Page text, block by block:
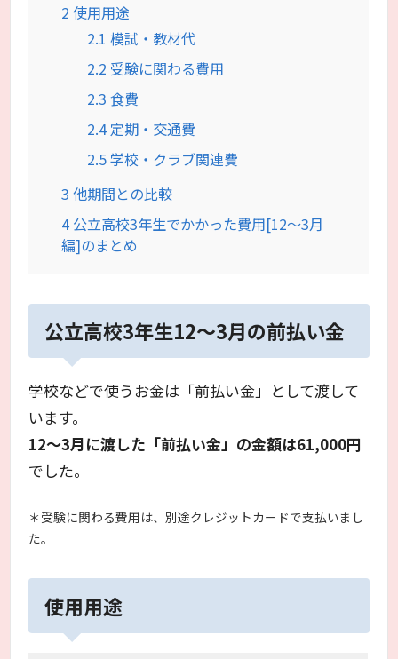
2 使用用途
2.1 模試・教材代
2.2 受験に関わる費用
2.3 食費
2.4 定期・交通費
2.5学校・クラブ関連費
3 他期間との比較
4 公立高校3年生でかかった費用[12～3月
編]のまとめ
公立高校3年生12～3月の前払い金
学校などで使うお金は「前払い金」として渡して
います。
12～3月に渡した「前払い金」の金額は61,000円
でした。
＊受験に関わる費用は、別途クレジットカードで支払いまし
た。
使用用途